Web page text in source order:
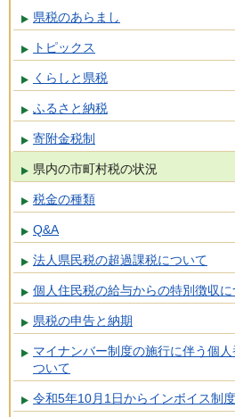
県税のあらまし
トピックス
くらしと県税
ふるさと納税
寄附金税制
県内の市町村税の状況
税金の種類
Q&A
法人県民税の超過課税について
個人住民税の給与からの特別徴収に
県税の申告と納期
マイナンバー制度の施行に伴う個
ついて
令和5年10月1日からインボイス制